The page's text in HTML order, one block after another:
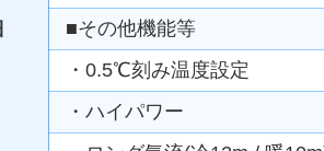
■その他機能等
・0.5℃刻み温度設定
・ハイパワー